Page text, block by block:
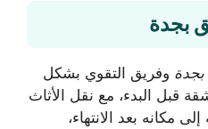
بجدة
وفريق التقوي بشكل
قبل البدء، مع نقل الأثاث
مكانه بعد الانتهاء،